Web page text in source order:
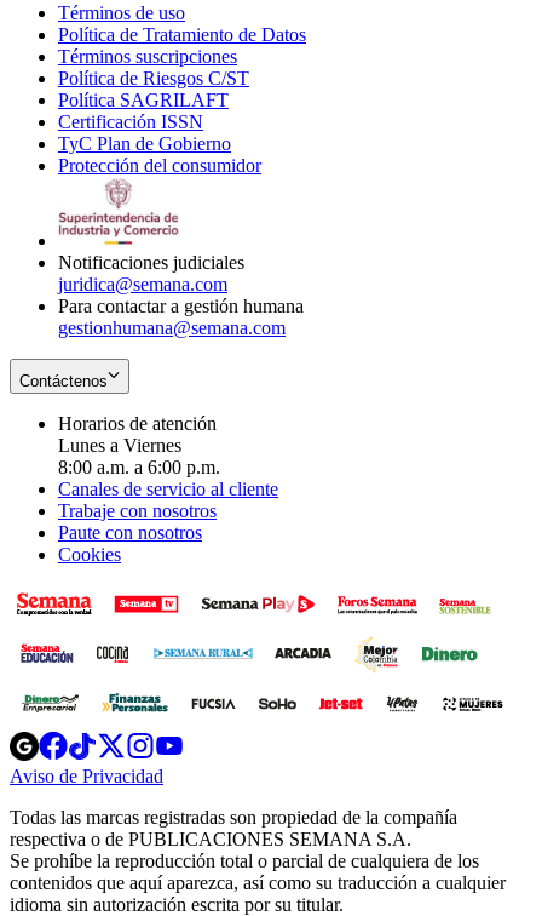
Términos de uso
in
new
window
Política de Tratamiento de Datos
Términos suscripciones
in
Política de Riesgos C/ST
Política SAGRILAFT
new
window
Certificación ISSN
in
new
TyC Plan de Gobierno
in
Protección del consumidorOpens
Notificaciones judiciales
juridica@semana.com
Para contactar a gestión humana
gestionhumana@semana.com
Contáctenos
Horarios de atención
Lunes a Viernes
8:00 a.m. a 6:00 p.m.
Canales de servicio al cliente
Trabaje con nosotros
Paute con nosotros
Cookies
Opens
in
new
Opens
in
new
Opens
in
new
window
Opens
new
windowwindow
Aviso de Privacidad
new
window
Todas las marcas registradas son propiedad de la compañía
respectiva o de PUBLICACIONES SEMANA S.A.
Se prohíbe la reproducción total o parcial de cualquiera de los
contenidos que aquí aparezca, así como su traducción a cualquier
idioma sin autorización escrita por su titular.